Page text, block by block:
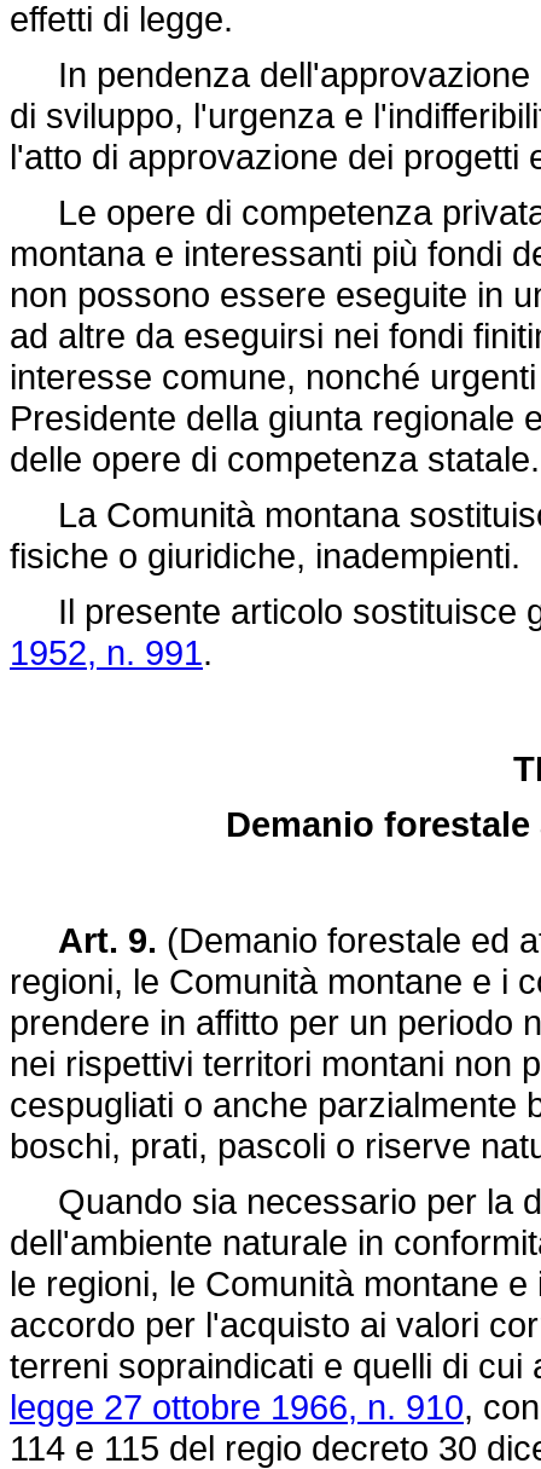
effetti di legge.
In pendenza dell'approvazione
di sviluppo, l'urgenza e
l'atto di approvazione dei progetti
Le opere di competenza
montana e interessanti più fondi
non possono essere eseguite in
ad altre da eseguirsi nei fondi
interesse comune, nonché
Presidente della giunta regionale
delle opere di competenza statale.
La Comunità montana
fisiche o giuridiche, inadempienti.
Il presente articolo sostituisce
1952, n. 991.
Demanio
Art. 9. (Demanio forestale ed
regioni, le Comunità montane e i
prendere in affitto per un periodo
nei rispettivi territori montani non
cespugliati o anche parzialmente
boschi, prati, pascoli o riserve
Quando sia necessario per la
dell'ambiente naturale in
le regioni, le Comunità montane
accordo per l'acquisto ai valori
terreni sopraindicati e quelli di
legge 27 ottobre 1966, n. 910,
114 e 115 del regio decreto 30